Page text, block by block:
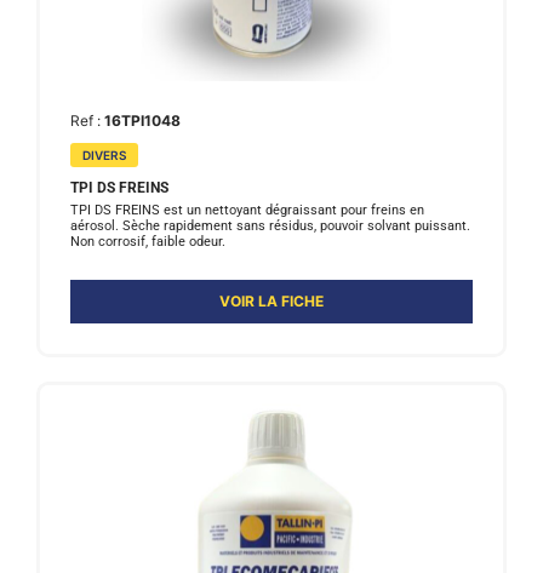
Ref : 16TPI1048
DIVERS
TPI DS FREINS
TPI DS FREINS est un nettoyant dégraissant pour freins en
aérosol. Sèche rapidement sans résidus, pouvoir solvant puissant.
Non corrosif, faible odeur.
VOIR LA FICHE